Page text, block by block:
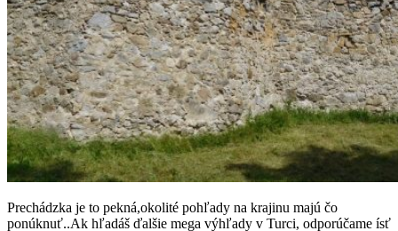
Prechádzka je to pekná,okolité pohľady na krajinu majú čo
ponúknuť..Ak hľadáš ďalšie mega výhľady v Turci, odporúčame ísť